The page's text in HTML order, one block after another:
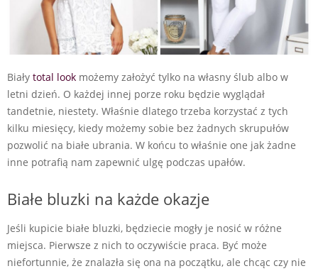
Biały total look możemy założyć tylko na własny ślub albo w
letni dzień. O każdej innej porze roku będzie wyglądał
tandetnie, niestety. Właśnie dlatego trzeba korzystać z tych
kilku miesięcy, kiedy możemy sobie bez żadnych skrupułów
pozwolić na białe ubrania. W końcu to właśnie one jak żadne
inne potrafią nam zapewnić ulgę podczas upałów.
Białe bluzki na każde okazje
Jeśli kupicie białe bluzki, będziecie mogły je nosić w różne
miejsca. Pierwsze z nich to oczywiście praca. Być może
niefortunnie, że znalazła się ona na początku, ale chcąc czy nie